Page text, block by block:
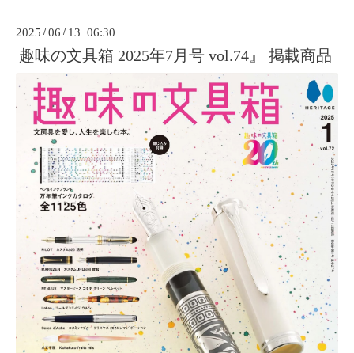
2025 /06 / 13 06:30
趣味の文具箱 2025年7月号 vol.74』 掲載商品